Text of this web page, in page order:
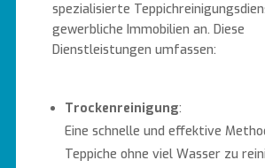
spezialisierte
gewerbliche Immobilien an. Diese
Dienstleistungen umfassen:
Trockenreinigung:
Eine schnelle und effektive
Teppiche ohne viel Wasser zu